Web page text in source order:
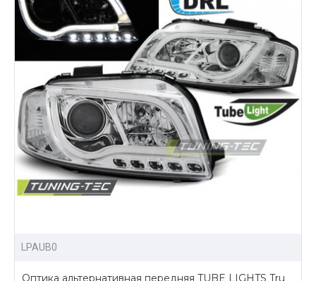
LPAUB0
Оптика альтернативная передняя TUBE LIGHTS Tru